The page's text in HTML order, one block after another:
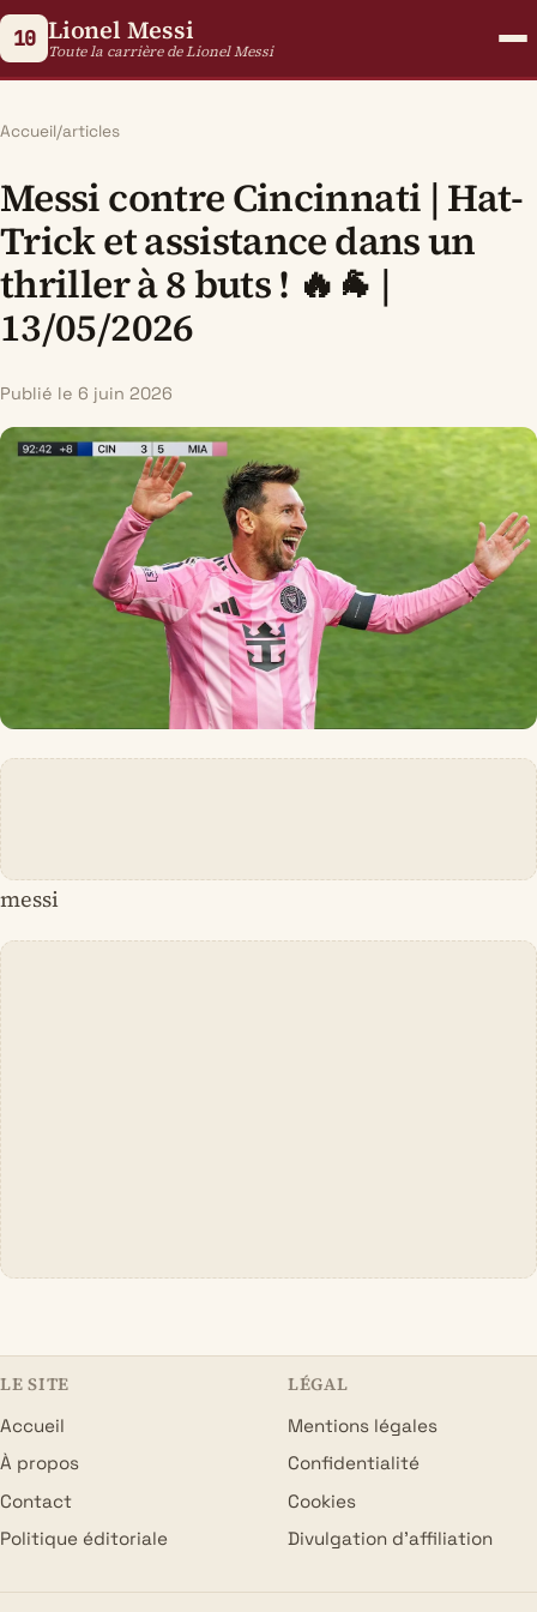
10 Lionel Messi
Toute la carrière de Lionel Messi
Accueil/articles
Messi contre Cincinnati | Hat-
Trick et assistance dans un
thriller à 8 buts ! 🔥🐐 |
13/05/2026
Publié le 6 juin 2026
messi
LE SITE
Accueil
À propos
Contact
Politique éditoriale
LÉGAL
Mentions légales
Confidentialité
Cookies
Divulgation d’affiliation